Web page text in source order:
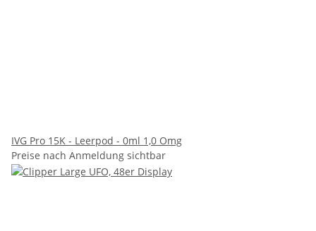
IVG Pro 15K - Leerpod - 0ml 1,0 Omg
Preise nach Anmeldung sichtbar